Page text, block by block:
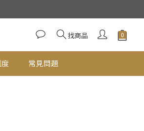
找商品
常見問題
立即購買